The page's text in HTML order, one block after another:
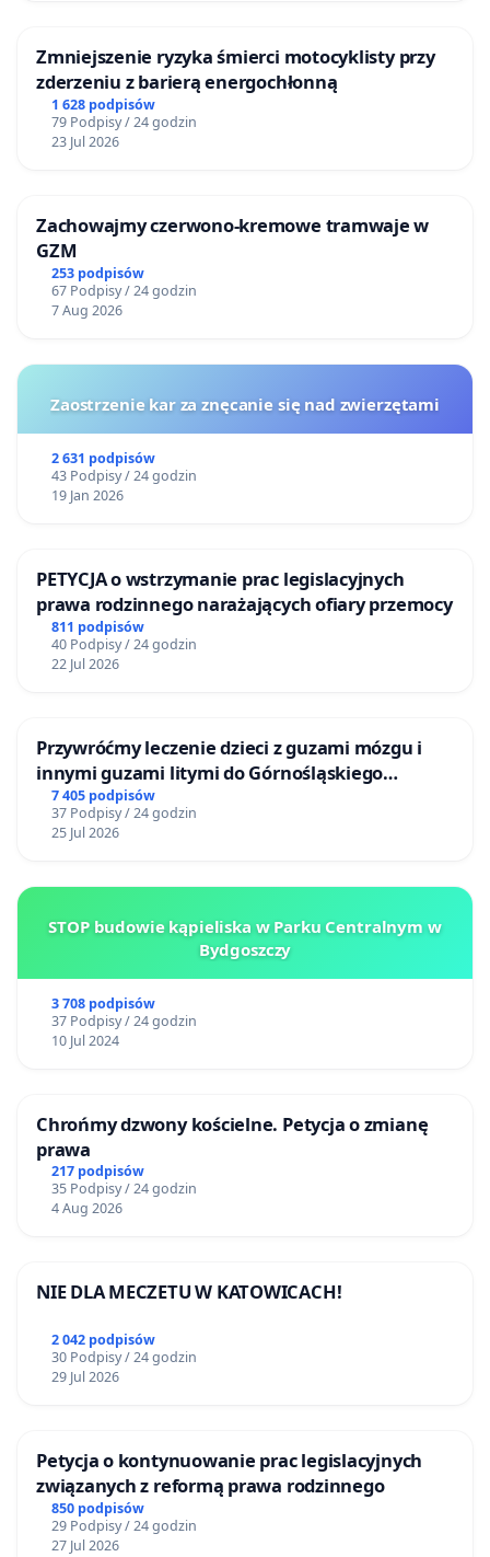
Zmniejszenie ryzyka śmierci motocyklisty przy
zderzeniu z barierą energochłonną
1 628 podpisów
79 Podpisy / 24 godzin
23 Jul 2026
Zachowajmy czerwono-kremowe tramwaje w
GZM
253 podpisów
67 Podpisy / 24 godzin
7 Aug 2026
Zaostrzenie kar za znęcanie się nad zwierzętami
2 631 podpisów
43 Podpisy / 24 godzin
19 Jan 2026
PETYCJA o wstrzymanie prac legislacyjnych
prawa rodzinnego narażających ofiary przemocy
811 podpisów
40 Podpisy / 24 godzin
22 Jul 2026
Przywróćmy leczenie dzieci z guzami mózgu i
innymi guzami litymi do Górnośląskiego
Centrum Zdrowia Dziecka w Katowicach
7 405 podpisów
37 Podpisy / 24 godzin
25 Jul 2026
STOP budowie kąpieliska w Parku Centralnym w
Bydgoszczy
3 708 podpisów
37 Podpisy / 24 godzin
10 Jul 2024
Chrońmy dzwony kościelne. Petycja o zmianę
prawa
217 podpisów
35 Podpisy / 24 godzin
4 Aug 2026
NIE DLA MECZETU W KATOWICACH!
2 042 podpisów
30 Podpisy / 24 godzin
29 Jul 2026
Petycja o kontynuowanie prac legislacyjnych
związanych z reformą prawa rodzinnego
850 podpisów
29 Podpisy / 24 godzin
27 Jul 2026